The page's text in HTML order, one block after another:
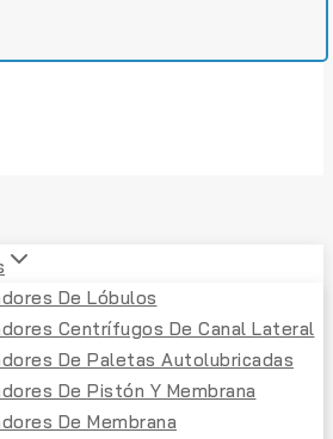
De Lóbulos
Centrífugos De Canal Lateral
De Paletas Autolubricadas
De Pistón Y Membrana
De Membrana